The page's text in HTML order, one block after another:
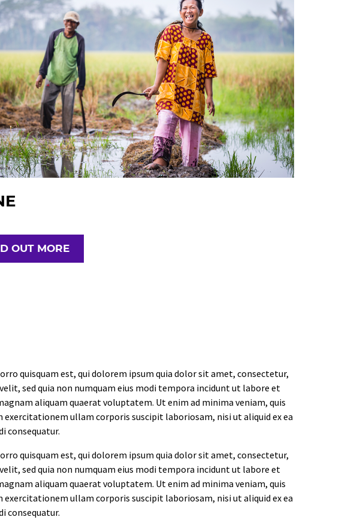
OUT MORE
quisquam est, qui dolorem ipsum quia dolor sit amet, consectetur,
sed quia non numquam eius modi tempora incidunt ut labore et
aliquam quaerat voluptatem. Ut enim ad minima veniam, quis
exercitationem ullam corporis suscipit laboriosam, nisi ut aliquid ex ea
consequatur.
quisquam est, qui dolorem ipsum quia dolor sit amet, consectetur,
sed quia non numquam eius modi tempora incidunt ut labore et
aliquam quaerat voluptatem. Ut enim ad minima veniam, quis
exercitationem ullam corporis suscipit laboriosam, nisi ut aliquid ex ea
consequatur.